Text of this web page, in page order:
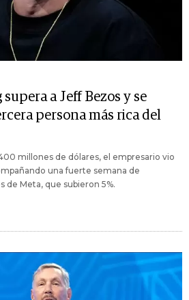
a Jeff Bezos y se
persona más rica del
millones de dólares, el empresario vio
una fuerte semana de
de Meta, que subieron 5%.